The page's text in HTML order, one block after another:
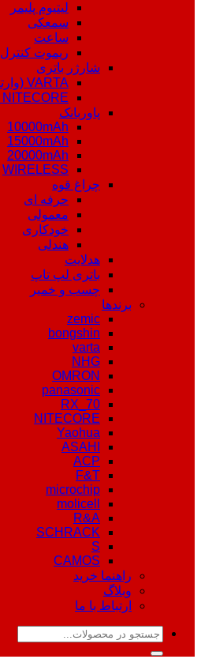
لیتیوم پلیمر
سمعکی
ساعت
ریموت کنترل
شارژر باتری
VARTA (وارتا)
NITECORE (نایتکور)
پاوربانک
10000mAh
15000mAh
20000mAh
WIRELESS
چراغ قوه
حرفه ای
معمولی
خودکاری
هندلی
هدلایت
باتری لپ تاپ
چسب و خمیر
برندها
zemic
bongshin
varta
NHG
OMRON
panasonic
RX_70
NITECORE
Yaohua
ASAHI
ACP
F&T
microchip
molicell
R&A
SCHRACK
S
CAMOS
راهنما خرید
وبلاگ
ارتباط با ما
جستجو